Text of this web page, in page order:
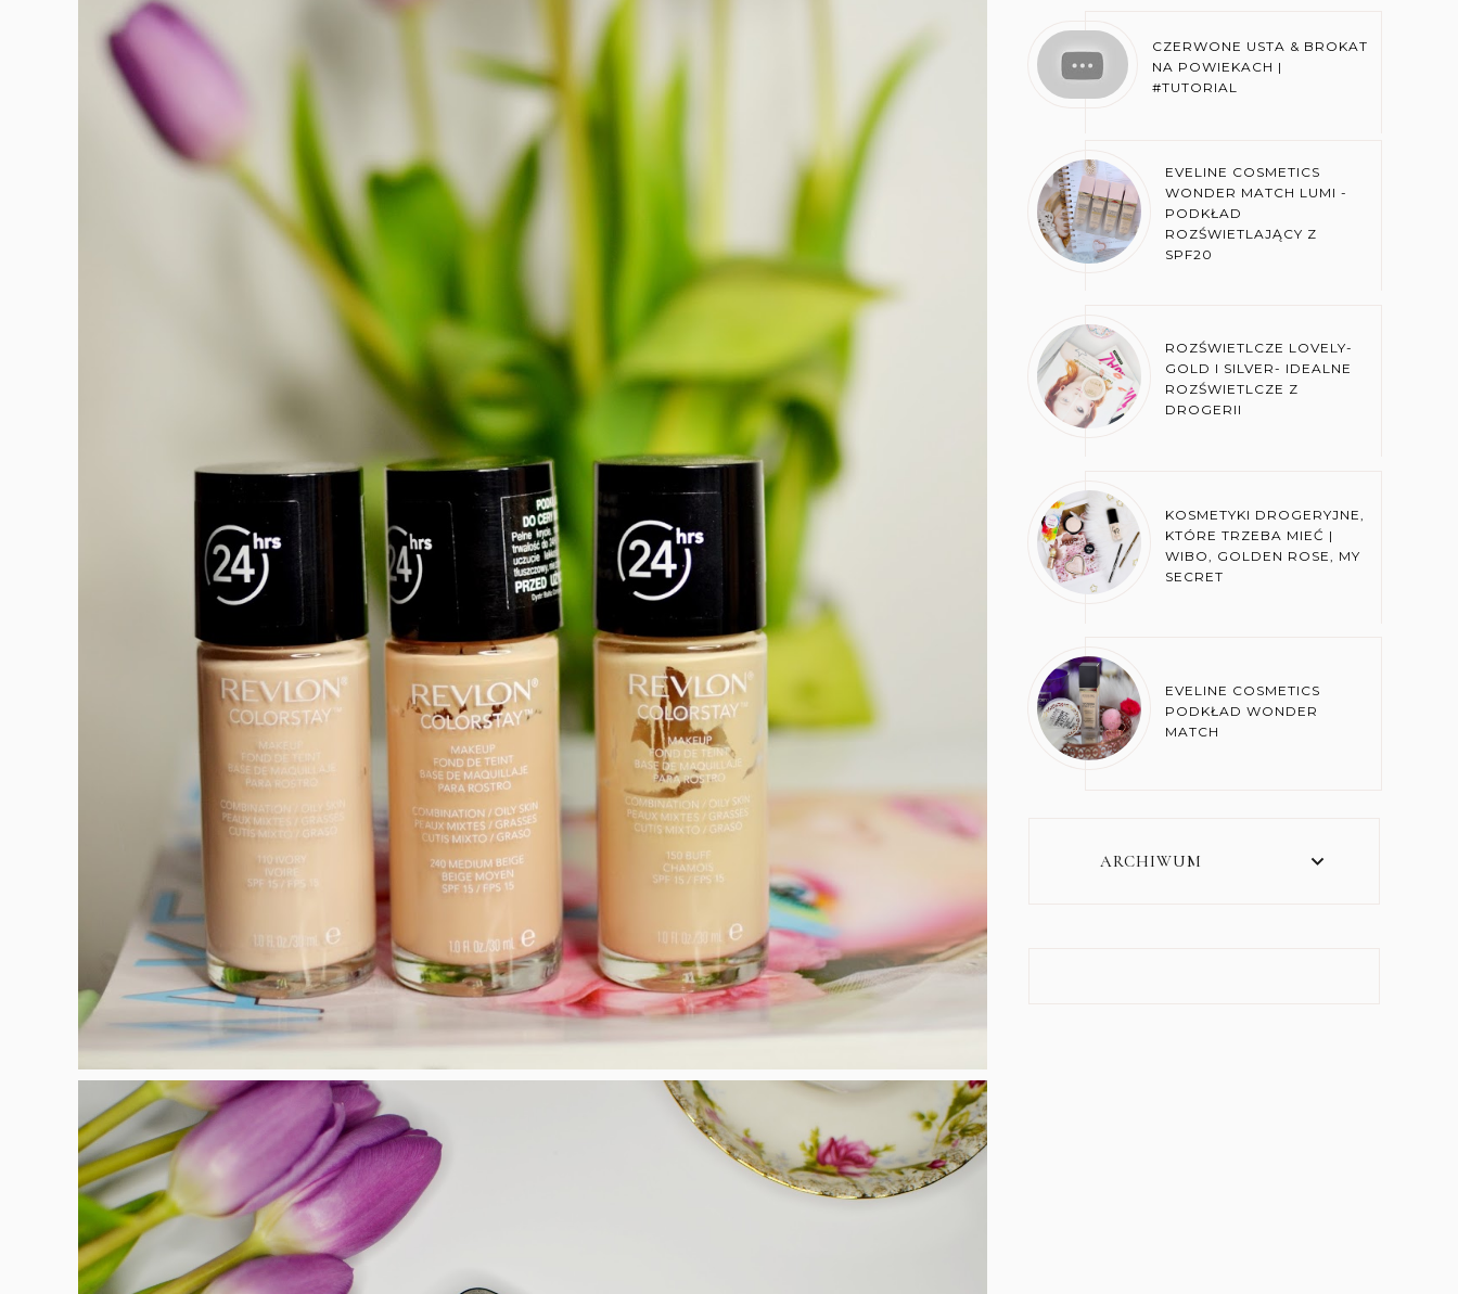
CZERWONE USTA & BROKAT
NA POWIEKACH |
#TUTORIAL
EVELINE COSMETICS
WONDER MATCH LUMI -
PODKŁAD
ROZŚWIETLAJĄCY Z
SPF20
ROZŚWIETLCZE LOVELY-
GOLD I SILVER- IDEALNE
ROZŚWIETLCZE Z
DROGERII
KOSMETYKI DROGERYJNE,
KTÓRE TRZEBA MIEĆ |
WIBO, GOLDEN ROSE, MY
SECRET
EVELINE COSMETICS
PODKŁAD WONDER
MATCH
ARCHIWUM